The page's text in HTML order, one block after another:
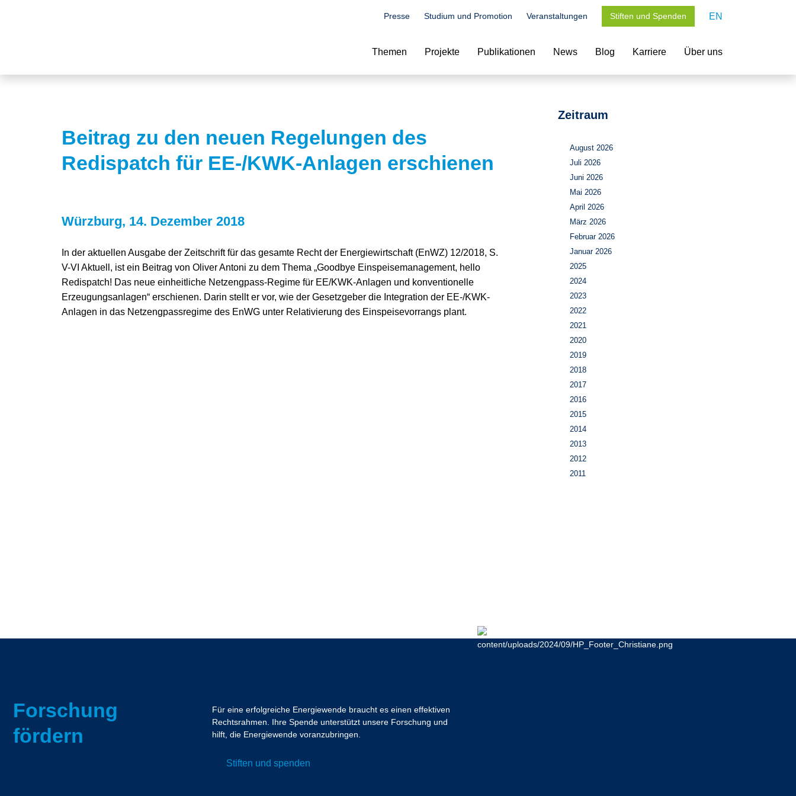
Presse Studium und Promotion Veranstaltungen Stiften und Spenden EN
Themen Projekte Publikationen News Blog Karriere Über uns
Beitrag zu den neuen Regelungen des
Redispatch für EE-/KWK-Anlagen erschienen
Würzburg, 14. Dezember 2018
In der aktuellen Ausgabe der Zeitschrift für das gesamte Recht der Energiewirtschaft (EnWZ) 12/2018, S.
V-VI Aktuell, ist ein Beitrag von Oliver Antoni zu dem Thema „Goodbye Einspeisemanagement, hello
Redispatch! Das neue einheitliche Netzengpass-Regime für EE/KWK-Anlagen und konventionelle
Erzeugungsanlagen“ erschienen. Darin stellt er vor, wie der Gesetzgeber die Integration der EE-/KWK-
Anlagen in das Netzengpassregime des EnWG unter Relativierung des Einspeisevorrangs plant.
Zeitraum
August 2026
Juli 2026
Juni 2026
Mai 2026
April 2026
März 2026
Februar 2026
Januar 2026
2025
2024
2023
2022
2021
2020
2019
2018
2017
2016
2015
2014
2013
2012
2011
Forschung
fördern
Für eine erfolgreiche Energiewende braucht es einen effektiven
Rechtsrahmen. Ihre Spende unterstützt unsere Forschung und
hilft, die Energiewende voranzubringen.
Stiften und spenden